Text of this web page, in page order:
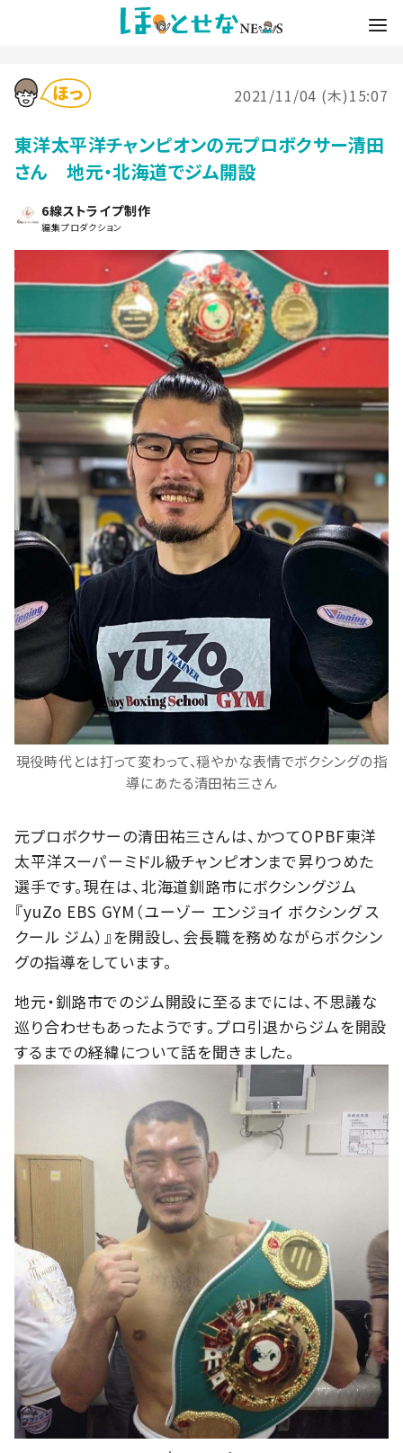
2021/11/04 (木)15:07
東洋太平洋チャンピオンの元プロボクサー清田
さん 地元・北海道でジム開設
6線ストライプ制作
編集プロダクション
現役時代とは打って変わって、穏やかな表情でボクシングの指
導にあたる清田祐三さん
元プロボクサーの清田祐三さんは、かつてOPBF東洋
太平洋スーパーミドル級チャンピオンまで昇りつめた
選手です。現在は、北海道釧路市にボクシングジム
『yuZo EBS GYM（ユーゾー エンジョイ ボクシング ス
クール ジム）』を開設し、会長職を務めながらボクシン
グの指導をしています。
地元・釧路市でのジム開設に至るまでには、不思議な
巡り合わせもあったようです。プロ引退からジムを開設
するまでの経緯について話を聞きました。